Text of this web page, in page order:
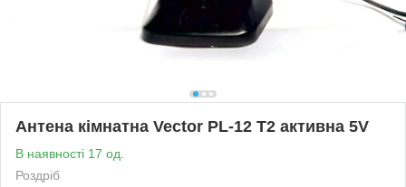
Антена кімнатна Vector PL-12 T2 активна 5V
В наявності 17 од.
Роздріб